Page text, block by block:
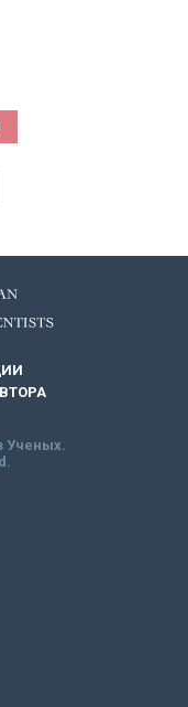
Ученых.